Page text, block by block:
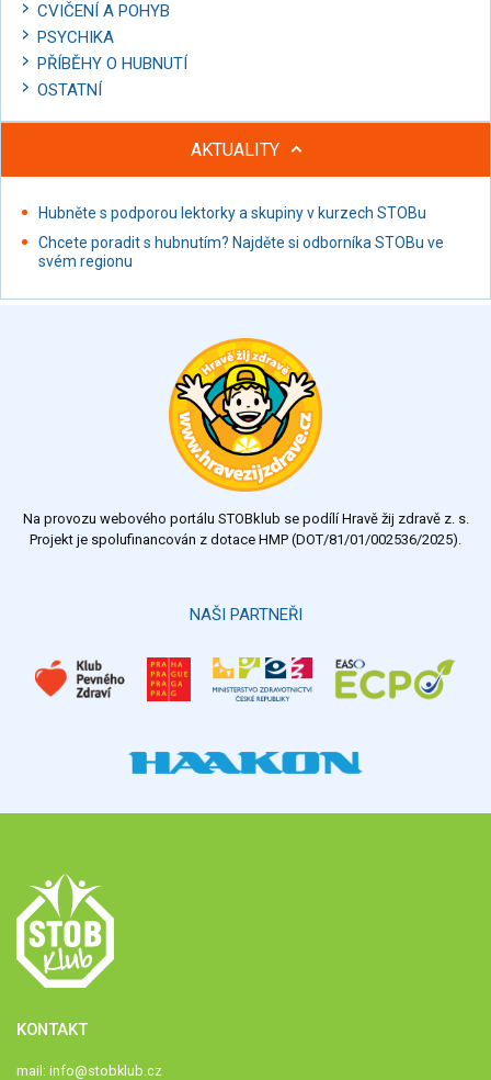
CVIČENÍ A POHYB
PSYCHIKA
PŘÍBĚHY O HUBNUTÍ
OSTATNÍ
AKTUALITY
Hubněte s podporou lektorky a skupiny v kurzech STOBu
Chcete poradit s hubnutím? Najděte si odborníka STOBu ve
svém regionu
Na provozu webového portálu STOBklub se podílí Hravě žij zdravě z. s.
Projekt je spolufinancován z dotace HMP (DOT/81/01/002536/2025).
NAŠI PARTNEŘI
KONTAKT
mail: info@stobklub.cz